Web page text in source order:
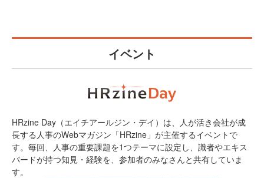
イベント
HRzine Day（エイチアールジン・デイ）は、人が活き会社が成
長する人事のWebマガジン「HRzine」が主催するイベントで
す。毎回、人事の重要課題を1つテーマに設定し、識者やエキス
パードが持つ知見・経験を、参加者のみなさんと共有していま
す。